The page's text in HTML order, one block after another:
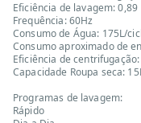
Eficiência de lavagem: 0,89
Frequência: 60Hz
Consumo de Água: 175L/
Consumo aproximado de
Eficiência de centrifugação:
Capacidade Roupa seca:
Programas de lavagem:
Rápido